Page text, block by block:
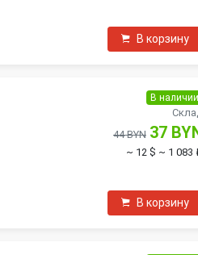
В корзину
В наличии
44 BYN 37
~ 12 $ ~ 1 083
В корзину